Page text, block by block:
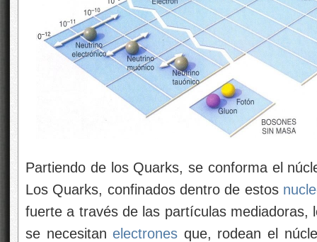
Partiendo de los Quarks, se conforma el
Los Quarks, confinados dentro de estos
fuerte a través de las partículas mediadoras,
se necesitanelectrones que, rodean el